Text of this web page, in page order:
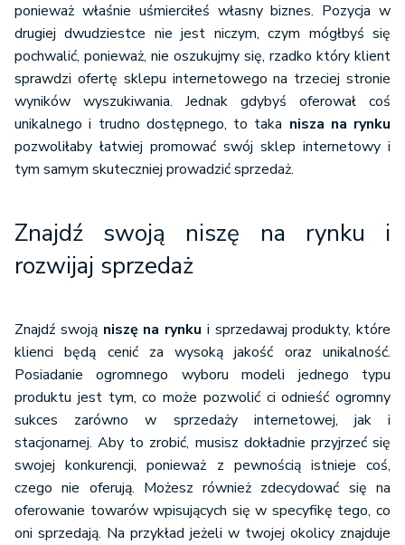
ponieważ właśnie uśmierciłeś własny biznes. Pozycja w
drugiej dwudziestce nie jest niczym, czym mógłbyś się
pochwalić, ponieważ, nie oszukujmy się, rzadko który klient
sprawdzi ofertę sklepu internetowego na trzeciej stronie
wyników wyszukiwania. Jednak gdybyś oferował coś
unikalnego i trudno dostępnego, to taka nisza na rynku
pozwoliłaby łatwiej promować swój sklep internetowy i
tym samym skuteczniej prowadzić sprzedaż.
Znajdź swoją niszę na rynku i
rozwijaj sprzedaż
Znajdź swoją niszę na rynku i sprzedawaj produkty, które
klienci będą cenić za wysoką jakość oraz unikalność.
Posiadanie ogromnego wyboru modeli jednego typu
produktu jest tym, co może pozwolić ci odnieść ogromny
sukces zarówno w sprzedaży internetowej, jak i
stacjonarnej. Aby to zrobić, musisz dokładnie przyjrzeć się
swojej konkurencji, ponieważ z pewnością istnieje coś,
czego nie oferują. Możesz również zdecydować się na
oferowanie towarów wpisujących się w specyfikę tego, co
oni sprzedają. Na przykład jeżeli w twojej okolicy znajduje